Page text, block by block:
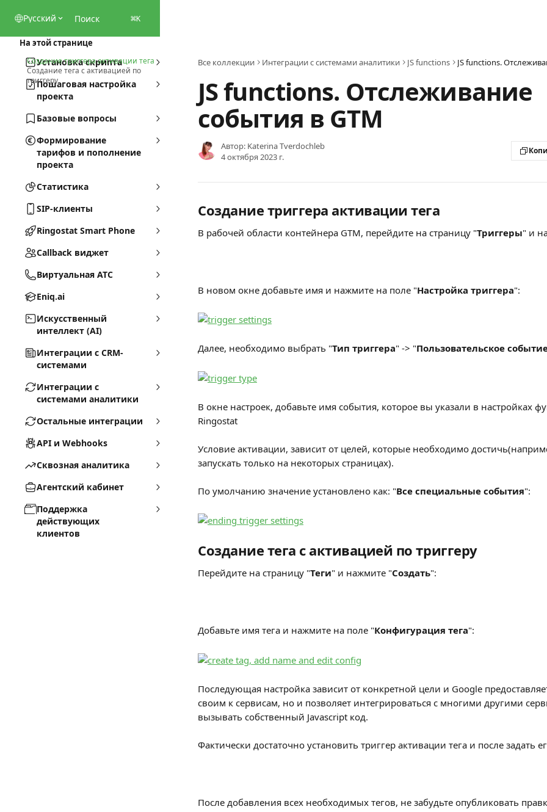
Pусский Поиск ⌘K
Установка скрипта
Пошаговая настройка
проекта
Базовые вопросы
Формирование
тарифов и пополнение
проекта
Статистика
SIP-клиенты
Ringostat Smart Phone
Callback виджет
Виртуальная АТС
Eniq.ai
Искусственный
интеллект (AI)
Интеграции с CRM-
системами
Интеграции с
системами аналитики
Остальные интеграции
API и Webhooks
Сквозная аналитика
Агентский кабинет
Поддержка
действующих
клиентов
Все коллекции Интеграции с системами аналитики JS functions JS functions.
JS functions. Oтслеживание
события в GTM
Автор: Katerina Tverdochleb
4 октября 2023 г.
Создание триггера активации тега
В рабочей области контейнера GTM, перейдите на страницу "Триггеры" и
В новом окне добавьте имя и нажмите на поле "Настройка триггера":
Далее, необходимо выбрать "Тип триггера" -> "Пользовательское
В окне настроек, добавьте имя события, которое вы указали в настройках
Ringostat
Условие активации, зависит от целей, которые необходимо
запускать только на некоторых страницах).
По умолчанию значение установлено как: "Все специальные события":
Создание тега с активацией по триггеру
Перейдите на страницу "Теги" и нажмите "Создать":
Добавьте имя тега и нажмите на поле "Конфигурация тега":
Последующая настройка зависит от конкретной цели и Google
своим к сервисам, но и позволяет интегрироваться с многими другими
вызывать собственный Javascript код.
Фактически достаточно установить триггер активации тега и после задать
После добавления всех необходимых тегов, не забудьте опубликовать
На этой странице
Создание триггера активации тега
Создание тега с активацией по
триггеру